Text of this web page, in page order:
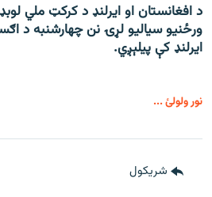
د افغانستان او ایرلنډ د کرکټ ملي
ایرلنډ کې پیلېږي.
نور ولولئ ...
شريکول